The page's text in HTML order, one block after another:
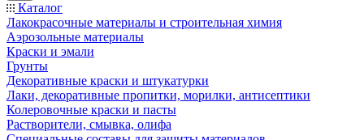
Каталог
Лакокрасочные материалы и строительная химия
Аэрозольные материалы
Краски и эмали
Грунты
Декоративные краски и штукатурки
Лаки, декоративные пропитки, морилки, антисептики
Колеровочные краски и пасты
Растворители, смывка, олифа